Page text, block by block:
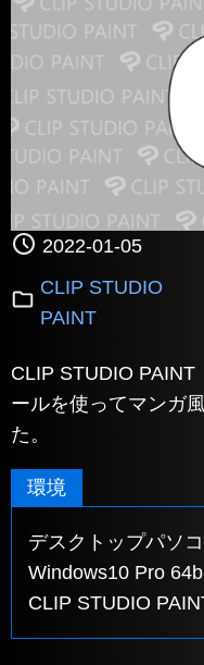
2022-01-05
CLIP STUDIO
PAINT
CLIP STUDIO PAINT
ールを使ってマンガ
た。
環境
デスクトップパソ
Windows10 Pro
CLIP STUDIO